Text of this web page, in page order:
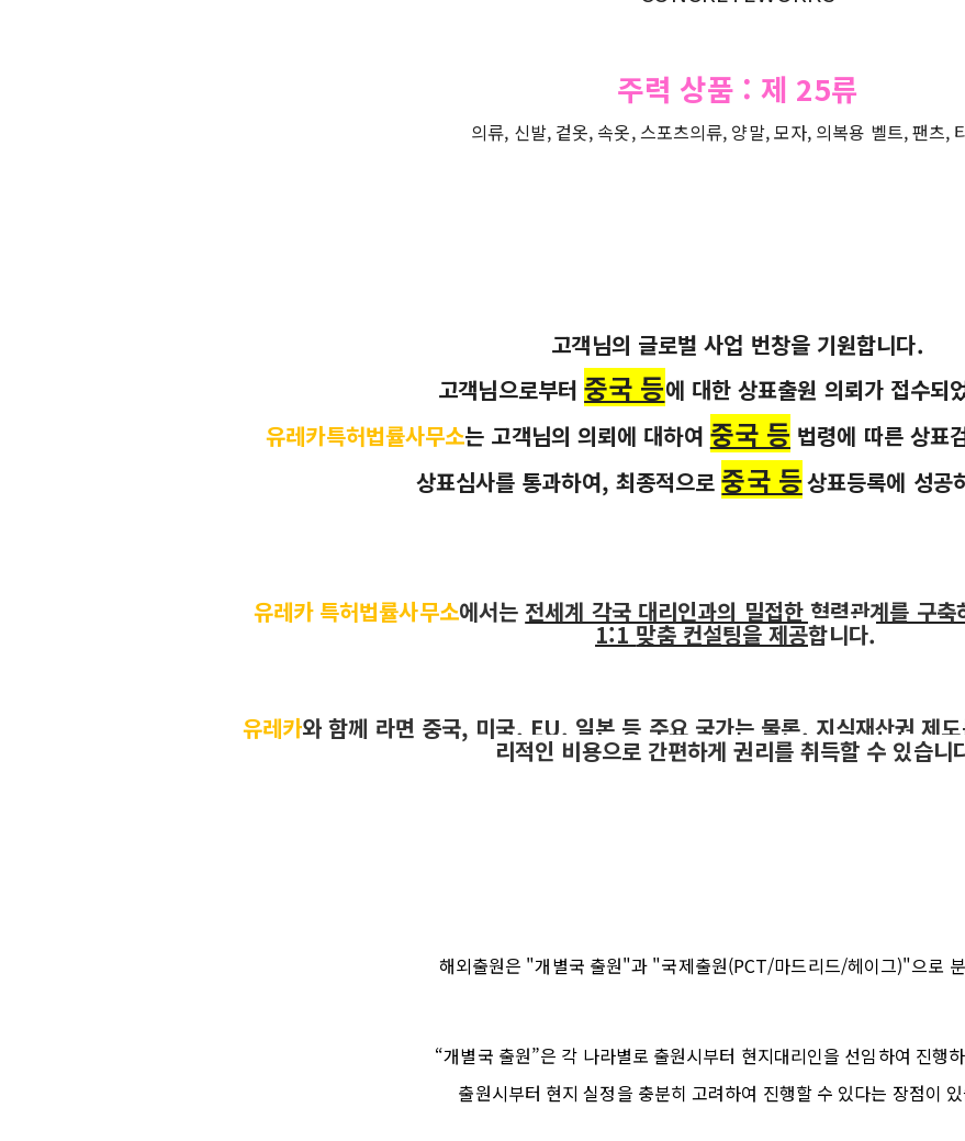
주력 상품 : 제 25류
의류, 신발, 겉옷, 속옷, 스포츠의류, 양말, 모자, 의복용 벨트, 팬츠,
고객님의 글로벌사업 번창을 기원합니다.
고객님으로부터중국 등에 대한 상표출원 의뢰가 접수되
유레카특허법률사무소는 고객님의 의뢰에 대하여 중국 등 법령에 따른 상표
상표심사를 통과하여, 최종적으로중국 등상표등록에 성공
유레카 특허법률사무소에서는 전세계 각국 대리인과의 밀접한 협력관계를 구축
1:1맞춤 컨설팅을 제공합니다.
유레카와 함께 라면 중국, 미국, EU, 일본 등 주요 국가는 물론, 지식재산권 제
리적인 비용으로 간편하게 권리를 취득할 수 있습니
해외출원은 "개별국 출원"과 "국제출원(PCT/마드리드/헤이그)"으로
“개별국 출원”은 각 나라별로 출원시부터 현지대리인을 선임하여 진행
출원시부터 현지 실정을 충분히 고려하여 진행할 수 있다는 장점이